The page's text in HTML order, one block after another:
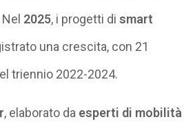
2025, i progetti dismart
una crescita, con 21
triennio 2022-2024.
, elaborato da esperti di mobilità